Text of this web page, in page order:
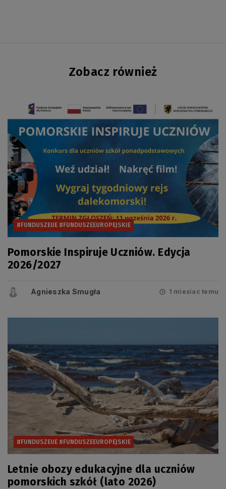
Zobacz również
#FUNDUSZEUE #FUNDUSZEEUROPEJSKIE
Pomorskie Inspiruje Uczniów. Edycja
2026/2027
Agnieszka Smugła 1 miesiac temu
#FUNDUSZEUE #FUNDUSZEEUROPEJSKIE
Letnie obozy edukacyjne dla uczniów
pomorskich szkół (lato 2026)